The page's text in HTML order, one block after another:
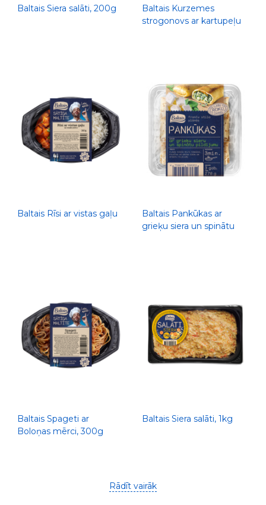
Baltais Siera salāti, 200g
Baltais Kurzemes
strogonovs ar kartupeļu
Baltais Rīsi ar vistas gaļu
Baltais Pankūkas ar
grieķu siera un spinātu
Baltais Spageti ar
Boloņas mērci, 300g
Baltais Siera salāti, 1kg
Rādīt vairāk